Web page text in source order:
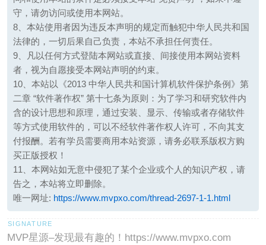
守，请勿访问或使用本网站。
8、本站使用者因为违反本声明的规定而触犯中华人民共和国
法律的，一切后果自己负责，本站不承担任何责任。
9、凡以任何方式登陆本网站或直接、间接使用本网站资料
者，视为自愿接受本网站声明的约束。
10、本站以《2013 中华人民共和国计算机软件保护条例》第
二章 “软件著作权” 第十七条为原则：为了学习和研究软件内
含的设计思想和原理，通过安装、显示、传输或者存储软件
等方式使用软件的，可以不经软件著作权人许可，不向其支
付报酬。若有学员需要商用本站资源，请务必联系版权方购
买正版授权！
11、本网站如无意中侵犯了某个企业或个人的知识产权，请
告之，本站将立即删除。
唯一网址: https://www.mvpxo.com/thread-2697-1-1.html
MVP星源–发现最有趣的！https://www.mvpxo.com